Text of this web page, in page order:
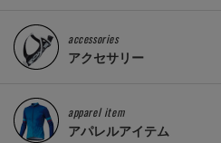
accessories
アクセサリー
apparel item
アパレルアイテム